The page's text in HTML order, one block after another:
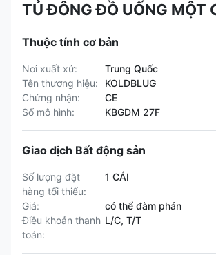
TỦ ĐÔNG ĐỒ UỐNG MỘT
Thuộc tính cơ bản
Nơi xuất xứ:
Trung Quốc
Tên thương hiệu:
KOLDBLUG
Chứng nhận:
CE
Số mô hình:
KBGDM 27F
Giao dịch Bất động sản
Số lượng đặt
hàng tối thiểu:
1 CÁI
Giá:
có thể đàm phán
Điều khoản thanh
toán:
L/C, T/T